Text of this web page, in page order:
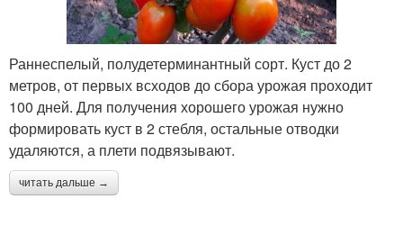
Раннеспелый, полудетерминантный сорт. Куст до 2
метров, от первых всходов до сбора урожая проходит
100 дней. Для получения хорошего урожая нужно
формировать куст в 2 стебля, остальные отводки
удаляются, а плети подвязывают.
читать дальше →